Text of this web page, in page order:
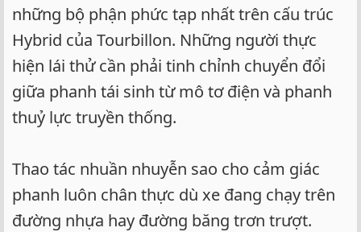
những bộ phận phức tạp nhất trên cấu trúc
Hybrid của Tourbillon. Những người thực
hiện lái thử cần phải tinh chỉnh chuyển đổi
giữa phanh tái sinh từ mô tơ điện và phanh
thuỷ lực truyền thống.
Thao tác nhuần nhuyễn sao cho cảm giác
phanh luôn chân thực dù xe đang chạy trên
đường nhựa hay đường băng trơn trượt.